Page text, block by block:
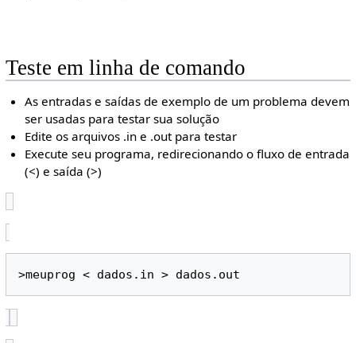
Teste em linha de comando
As entradas e saídas de exemplo de um problema devem
ser usadas para testar sua solução
Edite os arquivos .in e .out para testar
Execute seu programa, redirecionando o fluxo de entrada
(<) e saída (>)